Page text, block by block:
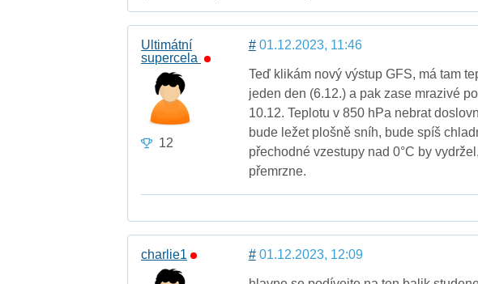
Ultimátní
supercela
12
#01.12.2023, 11:46
Teď klikám nový výstup GFS, má tam
jeden den (6.12.) a pak zase mrazivé
10.12. Teplotu v 850 hPa nebrat
bude ležet plošně sníh, bude spíš
přechodné vzestupy nad 0°C by
přemrzne.
charlie1 #01.12.2023, 12:09